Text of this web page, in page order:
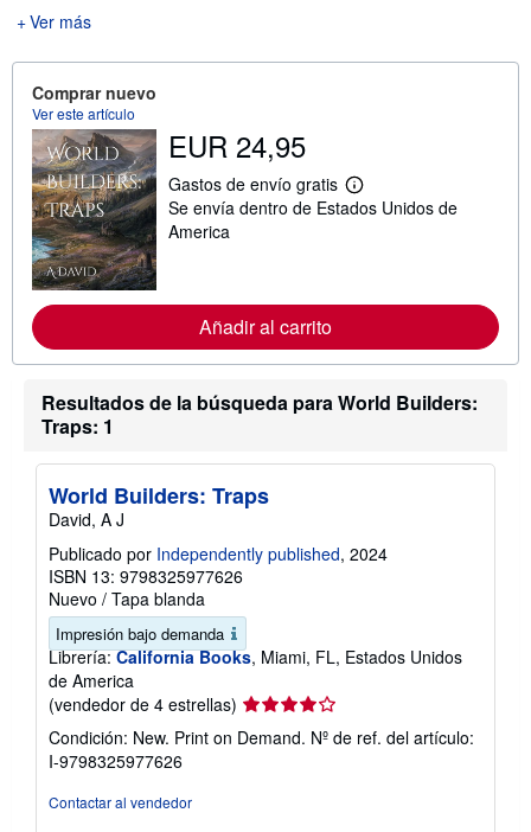
Ver más
Comprar nuevo
Ver este artículo
EUR 24,95
Gastos de envío gratis
M
á
a
c
ó
a
s
f
e
Se envía dentro de Estados Unidos de
America
Añadir al carrito
Resultados de la búsqueda para World Builders:
Traps: 1
World Builders: Traps
David, A J
Publicado por Independently published, 2024
ISBN 13: 9798325977626
Nuevo / Tapa blanda
Impresión bajo demanda
Librería: California Books, Miami, FL, Estados Unidos
de America
(vendedor de 4 estrellas) Calificación
del
vendedor:
Condición: New. Print on Demand. Nº de ref. del artículo:
I-9798325977626
Contactar al vendedor